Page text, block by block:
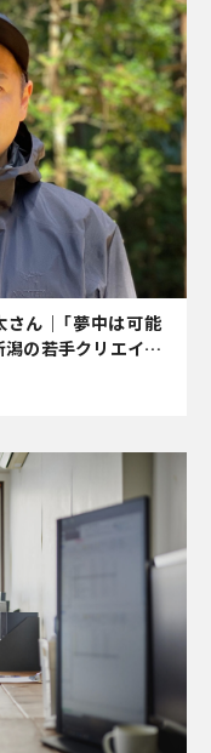
ん｜「夢中は可能
の若手クリエイタ